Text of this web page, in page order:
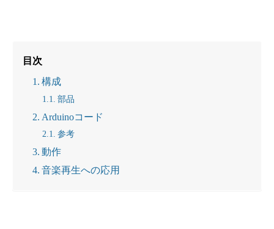
目次
構成
部品
Arduinoコード
参考
動作
音楽再生への応用